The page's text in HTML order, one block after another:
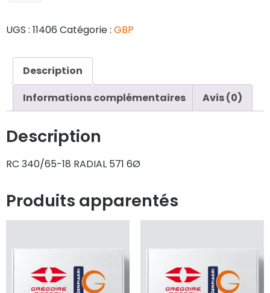
UGS : 11406 Catégorie : GBP
Description
Informations complémentaires
Avis (0)
Description
RC 340/65-18 RADIAL 571 6Ø
Produits apparentés